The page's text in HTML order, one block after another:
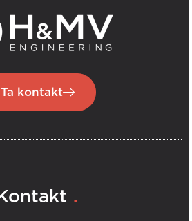
Ta kontakt
Kontakt .